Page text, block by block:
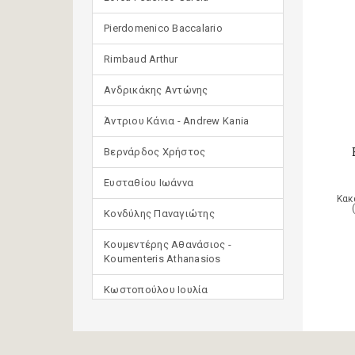
Pierdomenico Baccalario
Rimbaud Arthur
Ανδρικάκης Αντώνης
Άντριου Κάνια - Andrew Kania
Βερνάρδος Χρήστος
Ευσταθίου Ιωάννα
Κονδύλης Παναγιώτης
Κουμεντέρης Αθανάσιος -
Koumenteris Athanasios
Κωστοπούλου Ιουλία
(μετάφραση)